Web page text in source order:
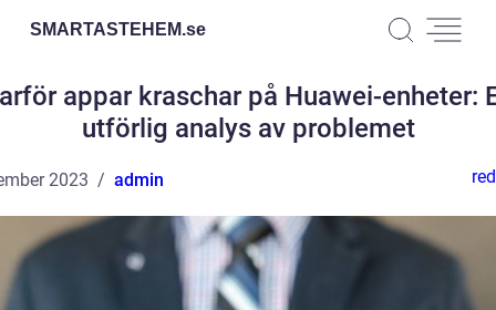
SMARTASTEHEM.se
appar kraschar på Huawei-enheter:
utförlig analys av problemet
2023 admin